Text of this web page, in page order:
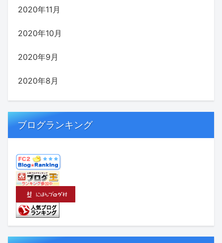
2020年11月
2020年10月
2020年9月
2020年8月
ブログランキング